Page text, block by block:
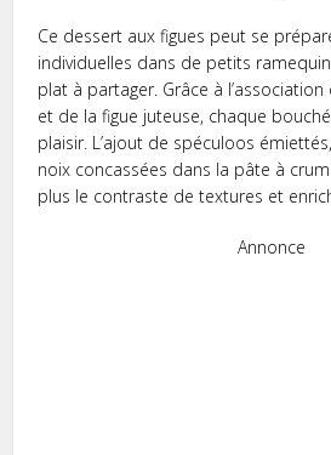
Ce dessert aux figues peut se
individuelles dans de petits
plat à partager. Grâce à
et de la figue juteuse, chaque
plaisir. L’ajout de spéculoos
noix concassées dans la pâte à
plus le contraste de textures et
Annonce